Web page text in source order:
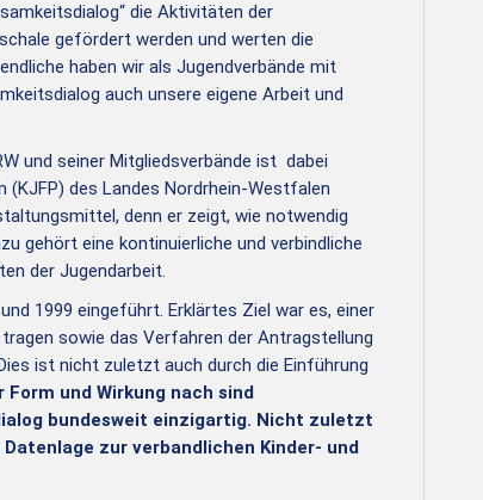
die Aktivitäten der
gefördert werden und werten die
haben wir als Jugendverbände mit
auch unsere eigene Arbeit und
und seiner Mitgliedsverbände ist dabei
des Landes Nordrhein-Westfalen
denn er zeigt, wie notwendig
gehört eine kontinuierliche und verbindliche
der Jugendarbeit.
1999 eingeführt. Erklärtes Ziel war es, einer
sowie das Verfahren der Antragstellung
ist nicht zuletzt auch durch die Einführung
Form und Wirkung nach sind
bundesweit einzigartig. Nicht zuletzt
zur verbandlichen Kinder- und